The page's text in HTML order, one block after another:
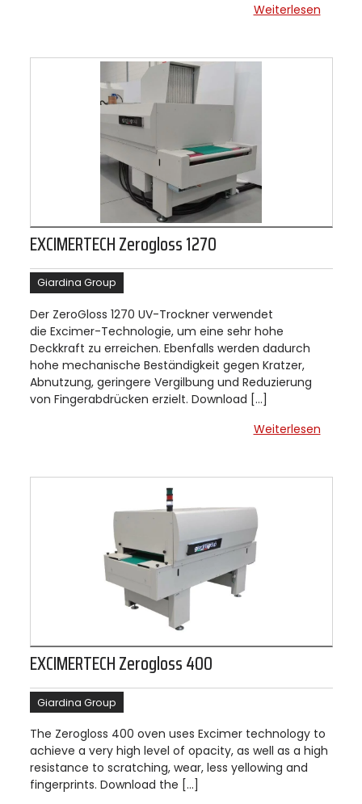
Weiterlesen
EXCIMERTECH Zerogloss 1270
Giardina Group
Der ZeroGloss 1270 UV-Trockner verwendet
die Excimer-Technologie, um eine sehr hohe
Deckkraft zu erreichen. Ebenfalls werden dadurch
hohe mechanische Beständigkeit gegen Kratzer,
Abnutzung, geringere Vergilbung und Reduzierung
von Fingerabdrücken erzielt. Download […]
Weiterlesen
EXCIMERTECH Zerogloss 400
Giardina Group
The Zerogloss 400 oven uses Excimer technology to
achieve a very high level of opacity, as well as a high
resistance to scratching, wear, less yellowing and
fingerprints. Download the […]